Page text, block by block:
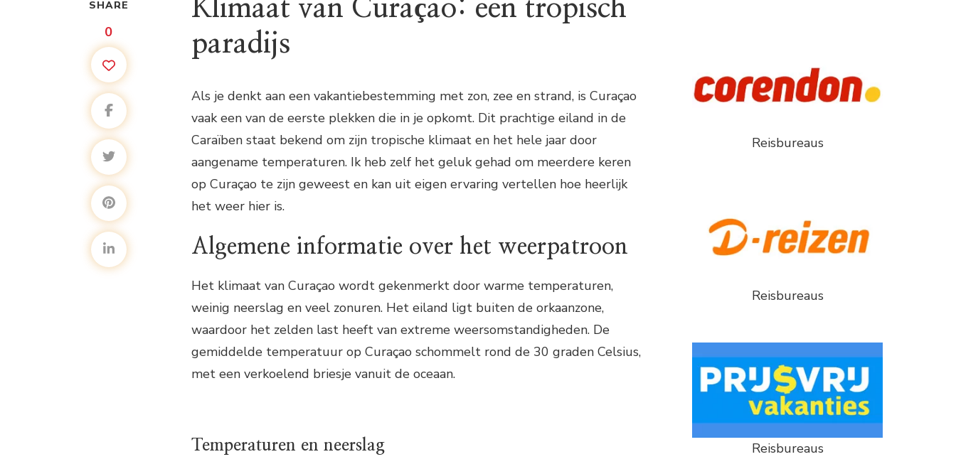
SHARE
0
Klimaat van Curaçao: een tropisch
paradijs
Als je denkt aan een vakantiebestemming met zon, zee en strand, is Curaçao
vaak een van de eerste plekken die in je opkomt. Dit prachtige eiland in de
Caraïben staat bekend om zijn tropische klimaat en het hele jaar door
aangename temperaturen. Ik heb zelf het geluk gehad om meerdere keren
op Curaçao te zijn geweest en kan uit eigen ervaring vertellen hoe heerlijk
het weer hier is.
Algemene informatie over het weerpatroon
Het klimaat van Curaçao wordt gekenmerkt door warme temperaturen,
weinig neerslag en veel zonuren. Het eiland ligt buiten de orkaanzone,
waardoor het zelden last heeft van extreme weersomstandigheden. De
gemiddelde temperatuur op Curaçao schommelt rond de 30 graden Celsius,
met een verkoelend briesje vanuit de oceaan.
Temperaturen en neerslag
Reisbureaus
Reisbureaus
Reisbureaus